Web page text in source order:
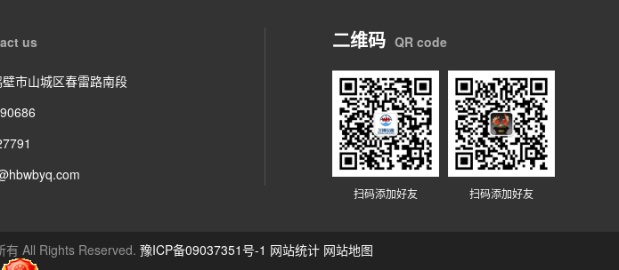
us
市山城区春雷路南段
二维码 QR code
扫码添加好友 扫码添加好友
All Rights Reserved. 豫ICP备09037351号-1 网站统计 网站地图